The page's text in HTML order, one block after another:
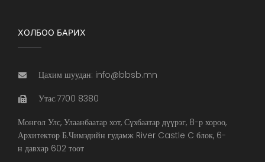
ХОЛБОО БАРИХ
Цахим шуудан: info@bbsb.mn
Утас:7700 8380
Монгол Улс, Улаанбаатар хот, Сүхбаатар дүүрэг, 8-р хороо,
Архитектор Б.Чимэдийн гудамж River Castle C блок, 6-
н давхар 602 тоот